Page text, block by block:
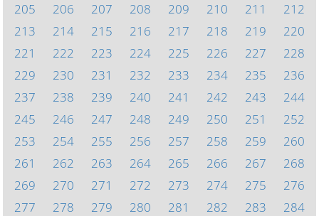
205
206 207 208 209 210 211
212
213
214 215 216 217 218 219
220
221
222 223 224 225 226 227
228
229
230 231 232 233 234 235
236
237
238 239 240 241 242 243
244
245
246 247 248 249 250 251
252
253
254 255 256 257 258 259
260
261
262 263 264 265 266 267
268
269
270 271 272 273 274 275
276
277
278 279 280 281 282 283
284